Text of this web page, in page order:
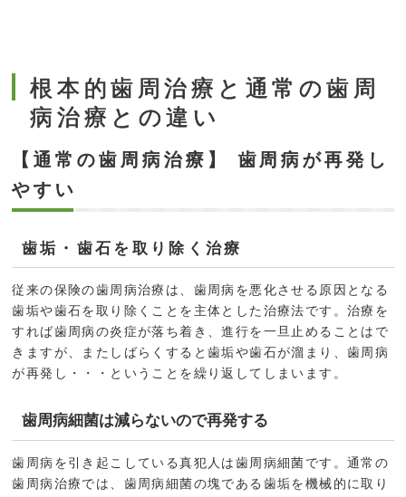
根本的歯周治療と通常の歯周
病治療との違い
【通常の歯周病治療】 歯周病が再発し
やすい
歯垢・歯石を取り除く治療
従来の保険の歯周病治療は、歯周病を悪化させる原因となる
歯垢や歯石を取り除くことを主体とした治療法です。治療を
すれば歯周病の炎症が落ち着き、進行を一旦止めることはで
きますが、またしばらくすると歯垢や歯石が溜まり、歯周病
が再発し・・・ということを繰り返してしまいます。
歯周病細菌は減らないので再発する
歯周病を引き起こしている真犯人は歯周病細菌です。通常の
歯周病治療では、歯周病細菌の塊である歯垢を機械的に取り